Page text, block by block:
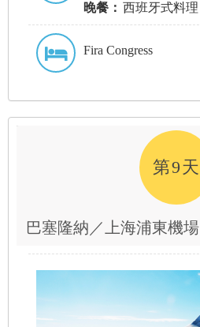
晚餐： 西班牙式料理
Fira Congress
第9天
巴塞隆納／上海浦東機場